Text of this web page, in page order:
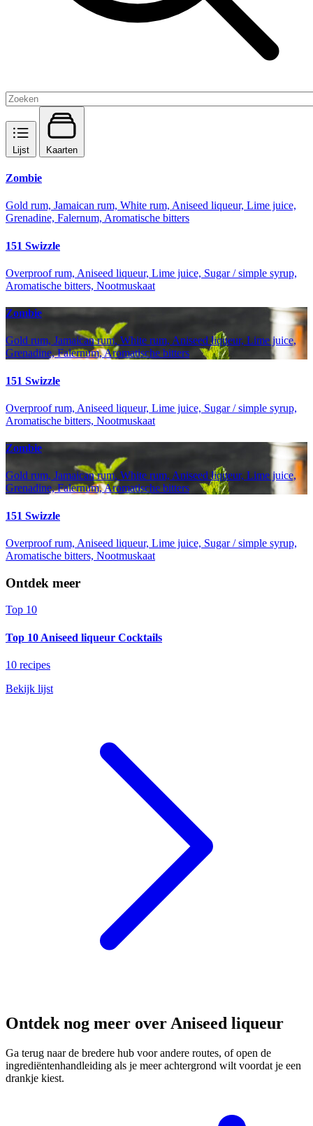
Lijst Kaarten
Zombie
Gold rum, Jamaican rum, White rum, Aniseed liqueur, Lime juice,
Grenadine, Falernum, Aromatische bitters
151 Swizzle
Overproof rum, Aniseed liqueur, Lime juice, Sugar / simple syrup,
Aromatische bitters, Nootmuskaat
Zombie
Gold rum, Jamaican rum, White rum, Aniseed liqueur, Lime juice,
Grenadine, Falernum, Aromatische bitters
151 Swizzle
Overproof rum, Aniseed liqueur, Lime juice, Sugar / simple syrup,
Aromatische bitters, Nootmuskaat
Zombie
Gold rum, Jamaican rum, White rum, Aniseed liqueur, Lime juice,
Grenadine, Falernum, Aromatische bitters
151 Swizzle
Overproof rum, Aniseed liqueur, Lime juice, Sugar / simple syrup,
Aromatische bitters, Nootmuskaat
Ontdek meer
Top 10
Top 10 Aniseed liqueur Cocktails
10 recipes
Bekijk lijst
Ontdek nog meer over Aniseed liqueur
Ga terug naar de bredere hub voor andere routes, of open de
ingrediëntenhandleiding als je meer achtergrond wilt voordat je een
drankje kiest.